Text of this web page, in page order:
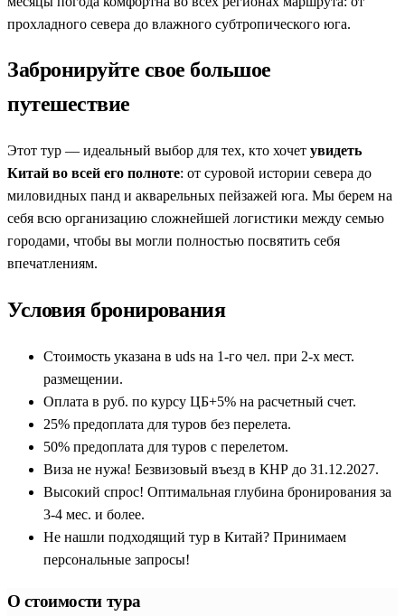
прохладного севера до влажного субтропического юга.
Забронируйте свое большое
путешествие
Этот тур — идеальный выбор для тех, кто хочет увидеть
Китай во всей его полноте: от суровой истории севера до
миловидных панд и акварельных пейзажей юга. Мы берем на
себя всю организацию сложнейшей логистики между семью
городами, чтобы вы могли полностью посвятить себя
впечатлениям.
Условия бронирования
Стоимость указана в uds на 1-го чел. при 2-х мест.
размещении.
Оплата в руб. по курсу ЦБ+5% на расчетный счет.
25% предоплата для туров без перелета.
50% предоплата для туров с перелетом.
Виза не нужа! Безвизовый въезд в КНР до 31.12.2027.
Высокий спрос! Оптимальная глубина бронирования за
3-4 мес. и более.
Не нашли подходящий тур в Китай? Принимаем
персональные запросы!
О стоимости тура